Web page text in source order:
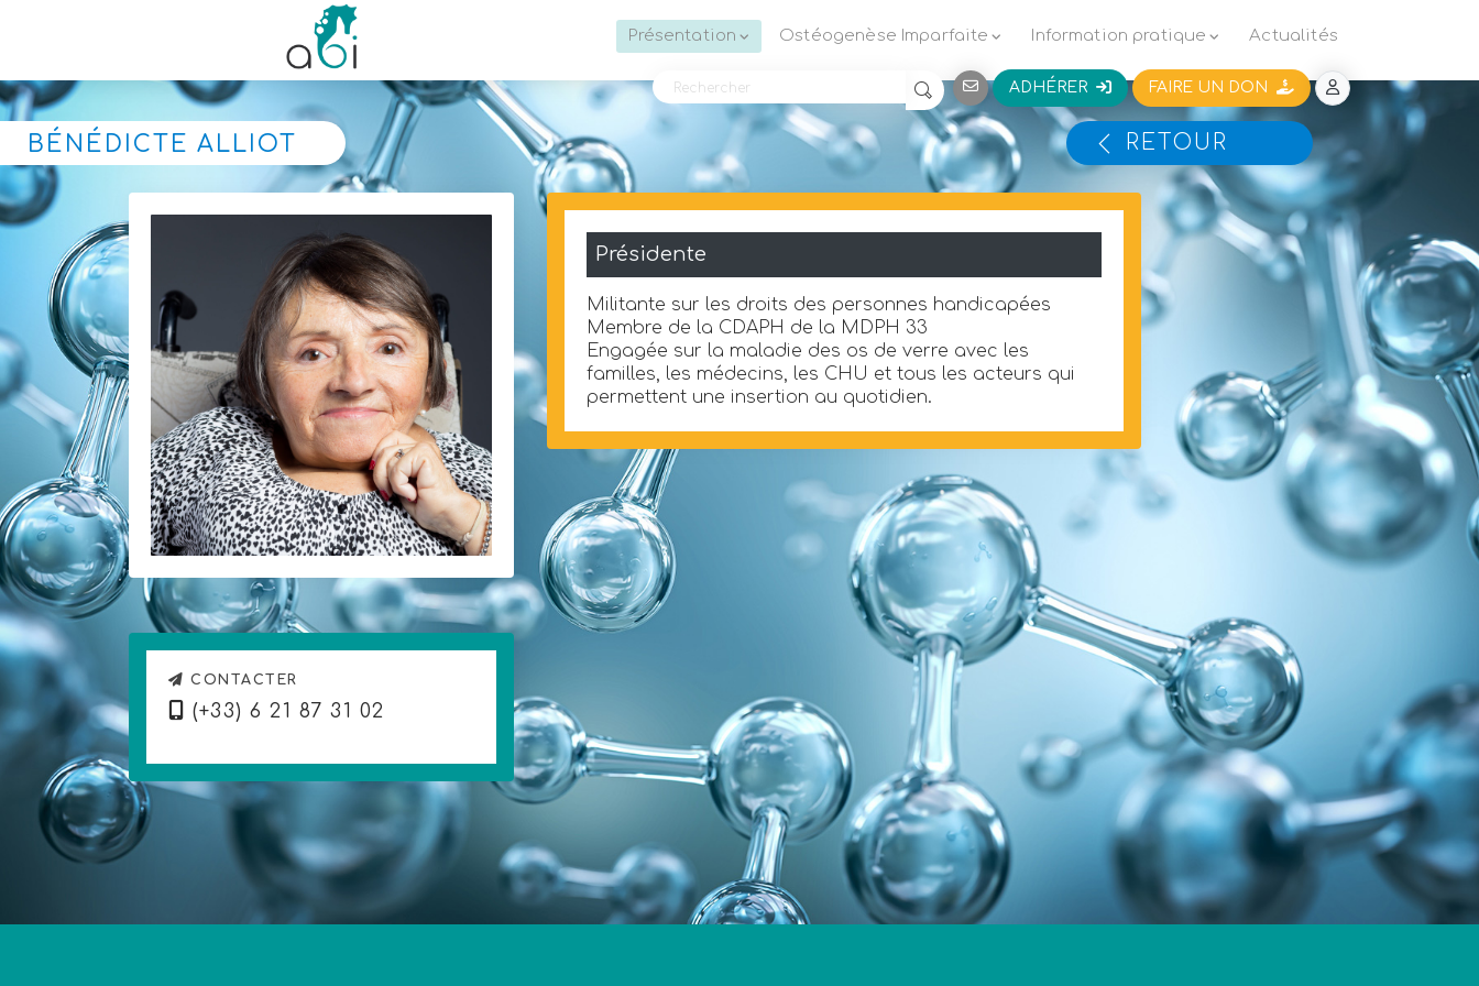
ADHÉRER FAIRE UN DON
Présentation Ostéogenèse Imparfaite Information pratique Actualités
BÉNÉDICTE ALLIOT RETOUR
CONTACTER
(+33) 6 21 87 31 02
Présidente
Militante sur les droits des personnes handicapées
Membre de la CDAPH de la MDPH 33
Engagée sur la maladie des os de verre avec les
familles, les médecins, les CHU et tous les acteurs qui
permettent une insertion au quotidien.